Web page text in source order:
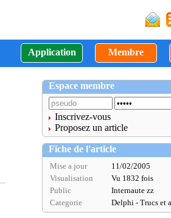
Application Membre
Espace membre
Inscrivez-vous
Proposez un article
Fiche de l'article
Mise a jour
11/02/2005
Visualisation
Vu 1832 fois
Public
Internaute zz
Categorie
Delphi - Trucs et